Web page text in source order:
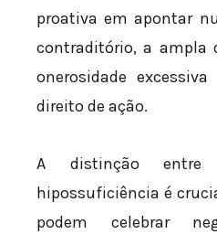
proativa em apontar
contraditório, a ampla
onerosidade
direito de ação.
A distinção entre
hipossuficiência é
podem celebrar